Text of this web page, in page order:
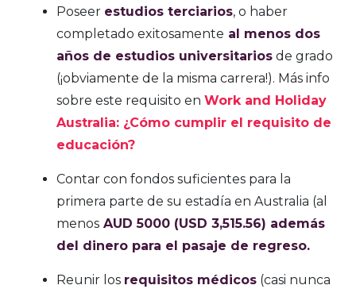
Poseer estudios terciarios, o haber
completado exitosamente al menos dos
años de estudios universitarios de grado
(¡obviamente de la misma carrera!). Más info
sobre este requisito en Work and Holiday
Australia: ¿Cómo cumplir el requisito de
educación?
Contar con fondos suficientes para la
primera parte de su estadía en Australia (al
menos AUD 5000 (USD 3,515.56) además
del dinero para el pasaje de regreso.
Reunir los requisitos médicos (casi nunca